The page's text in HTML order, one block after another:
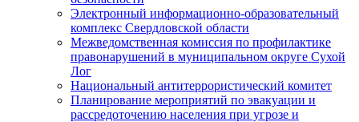
Электронный информационно-образовательный
комплекс Cвердловской области
Межведомственная комиссия по профилактике
правонарушений в муниципальном округе Сухой
Лог
Национальный антитеррористический комитет
Планирование мероприятий по эвакуации и
рассредоточению населения при угрозе и